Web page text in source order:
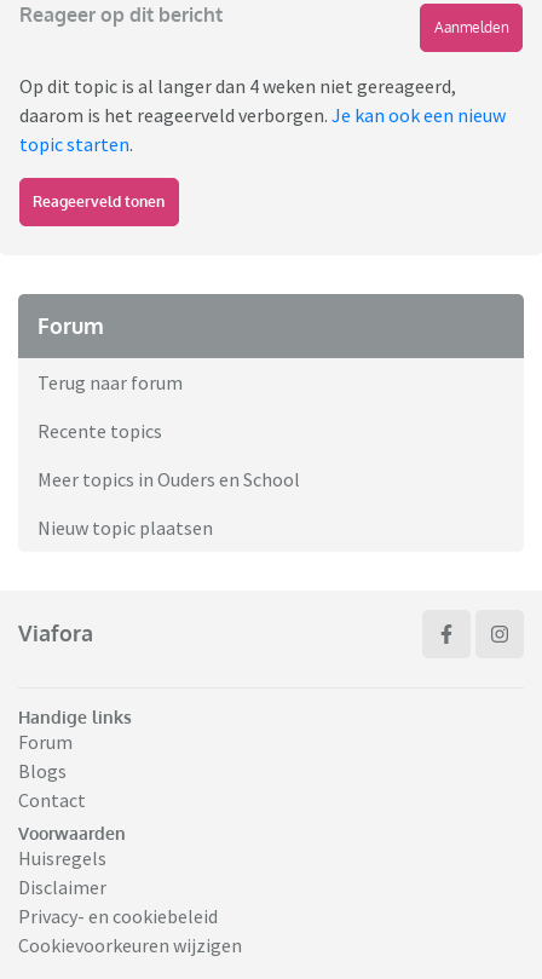
Reageer op dit bericht
Aanmelden
Op dit topic is al langer dan 4 weken niet gereageerd,
daarom is het reageerveld verborgen. Je kan ook een nieuw
topic starten.
Reageerveld tonen
Forum
Terug naar forum
Recente topics
Meer topics in Ouders en School
Nieuw topic plaatsen
Viafora
Handige links
Forum
Blogs
Contact
Voorwaarden
Huisregels
Disclaimer
Privacy- en cookiebeleid
Cookievoorkeuren wijzigen